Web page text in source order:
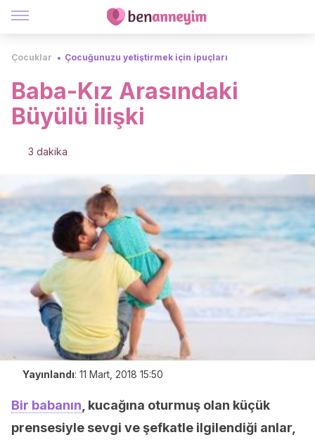
Çocuklar Çocuğunuzu yetiştirmek için ipuçları
Baba-Kız Arasındaki
Büyülü İlişki
3 dakika
Yayınlandı: 11 Mart, 2018 15:50
Bir babanın , kucağına oturmuş olan küçük
prensesiyle sevgi ve şefkatle ilgilendiği anlar,